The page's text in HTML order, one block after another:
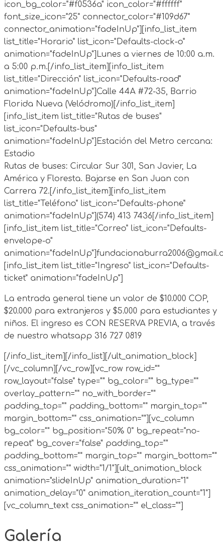
icon_bg_color="#f0536a" icon_color="#ffffff"
font_size_icon="25" connector_color="#109d67"
connector_animation="fadeInUp"][info_list_item
list_title="Horario" list_icon="Defaults-clock-o"
animation="fadeInUp"] Lunes a viernes de 10:00 a.m.
a 5:00 p.m.[/info_list_item][info_list_item
list_title="Dirección" list_icon="Defaults-road"
animation="fadeInUp"]Calle 44A #72-35, Barrio
Florida Nueva (Velódromo)[/info_list_item]
[info_list_item list_title="Rutas de buses"
list_icon="Defaults-bus"
animation="fadeInUp"]Estación del Metro cercana:
Estadio
Rutas de buses: Circular Sur 301, San Javier, La
América y Floresta. Bajarse en San Juan con
Carrera 72.[/info_list_item][info_list_item
list_title="Teléfono" list_icon="Defaults-phone"
animation="fadeInUp"](574) 413 7436[/info_list_item]
[info_list_item list_title="Correo" list_icon="Defaults-
envelope-o"
animation="fadeInUp"]
[info_list_item list_title="Ingreso" list_icon="Defaults-
ticket" animation="fadeInUp"]
La entrada general tiene un valor de $10.000 COP,
$20.000 para extranjeros y $5.000 para estudiantes y
niños. El ingreso es CON RESERVA PREVIA, a través
de nuestro whatsapp 316 727 0819
[/info_list_item][/info_list][/ult_animation_block]
[/vc_column][/vc_row][vc_row row_id=""
row_layout="false" type="" bg_color="" bg_type=""
overlay_pattern="" no_with_border=""
padding_top="" padding_bottom="" margin_top=""
margin_bottom="" css_animation=""][vc_column
bg_color="" bg_position="50% 0" bg_repeat="no-
repeat" bg_cover="false" padding_top=""
padding_bottom="" margin_top="" margin_bottom=""
css_animation="" width="1/1"][ult_animation_block
animation="slideInUp" animation_duration="1"
animation_delay="0" animation_iteration_count="1"]
[vc_column_text css_animation="" el_class=""]
Galería